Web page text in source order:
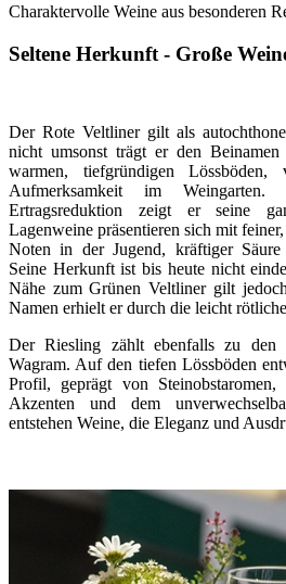
Charaktervolle Weine aus besonderen
Seltene Herkunft - Große
Der Rote Veltliner gilt als
nicht umsonst trägt er den
warmen, tiefgründigen Lössböden,
Aufmerksamkeit im Weingarten.
Ertragsreduktion zeigt er seine
Lagenweine präsentieren sich mit
Noten in der Jugend, kräftiger Säure
Seine Herkunft ist bis heute nicht
Nähe zum Grünen Veltliner gilt
Namen erhielt er durch die leicht
Der Riesling zählt ebenfalls zu den
Wagram. Auf den tiefen Lössböden
Profil, geprägt von Steinobstaromen,
Akzenten und dem
entstehen Weine, die Eleganz und